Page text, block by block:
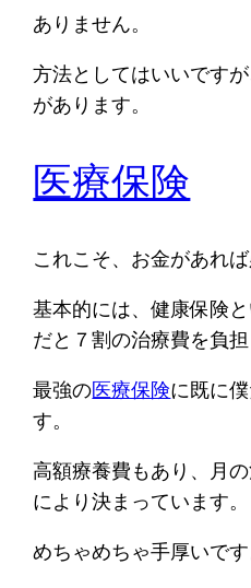
ありません。
方法としてはいいです
があります。
医療保険
これこそ、お金があれば
基本的には、健康保険
だと７割の治療費を負
最強の医療保険に既に
す。
高額療養費もあり、月
により決まっています。
めちゃめちゃ手厚いです